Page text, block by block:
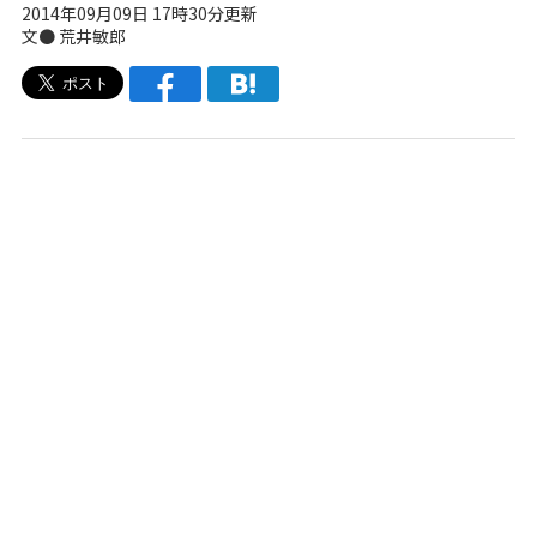
2014年09月09日 17時30分更新
文● 荒井敏郎